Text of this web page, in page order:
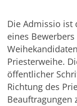
Die Admissio ist
eines
Priesterweihe.
öffentlicher
Richtung des
Beauftragungen